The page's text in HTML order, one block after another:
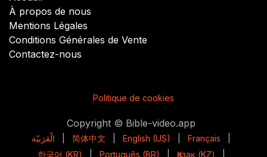
À propos de nous
Mentions Légales
Conditions Générales de Vente
Contactez-nous
Politique de cookies
Copyright © Bible-video.app
الْعَرَبيّة 简体中文 English (US) Français
한국어 (KR)
Português (BR) Қазақ (KZ)